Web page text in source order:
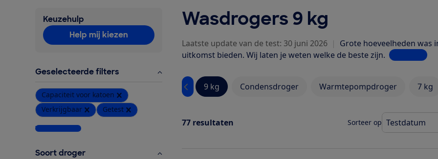
Keuzehulp
Help mij kiezen
Geselecteerde filters
Capaciteit voor katoen
Verkrijgbaar
Getest
Wis alle filters
Soort droger
Wasdrogers 9 kg
Laatste update van de test: 30 juni 2026 | Grote hoeveelheden was
uitkomst bieden. Wij laten je weten welke de beste zijn. Lees meer
9 kg Condensdroger Warmtepompdroger 7 kg
77 resultaten Sorteer op